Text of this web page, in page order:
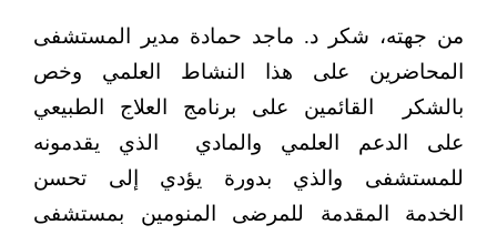
من جهته، شكر د. ماجد حمادة مدير المستشفى
المحاضرين على هذا النشاط العلمي وخص
بالشكر
القائمين على برنامج العلاج الطبيعي
على الدعم العلمي والمادي
الذي يقدمونه
للمستشفى والذي بدورة يؤدي إلى تحسن
الخدمة المقدمة للمرضى المنومين بمستشفى